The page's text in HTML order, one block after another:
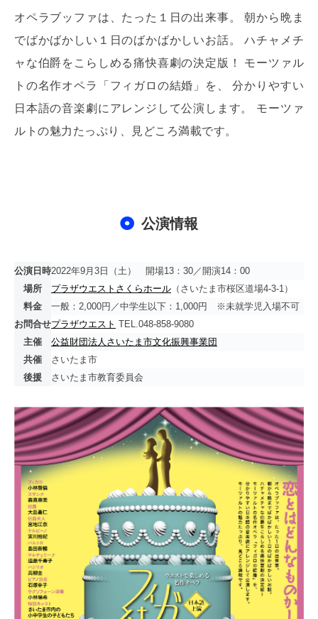
オペラブッファは、たった１日の出来事。 朝から晩ま
でばかばかしい１日のばかばかしいお話。 ハチャメチ
ャな伯爵をこらしめる痛快喜劇の決定版！ モーツァル
トの名作オペラ「フィガロの結婚」を、 分かりやすい
日本語の音楽劇にアレンジして公演します。 モーツァ
ルトの魅力たっぷり、見どころ満載です。
公演情報
公演日時2022年9月3日（土） 開場13：30／開演14：00
場所
プラザウエストさくらホール （さいたま市桜区道場4-3-1）
料金
一般：2,000円／中学生以下：1,000円 ※未就学児入場不可
お問合せプラザウエスト TEL.048-858-9080
主催
公益財団法人さいたま市文化振興事業団
共催
さいたま市
後援
さいたま市教育委員会